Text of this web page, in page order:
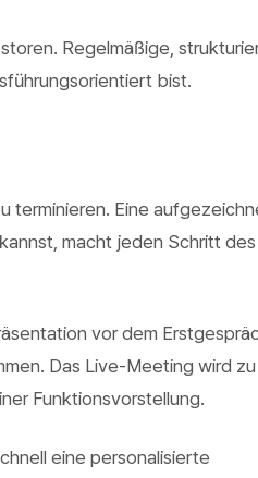
Regelmäßige,
bist.
terminieren. Eine
macht jeden Schritt des
vor dem
Das Live-Meeting wird
Funktionsvorstellung.
eine personalisierte